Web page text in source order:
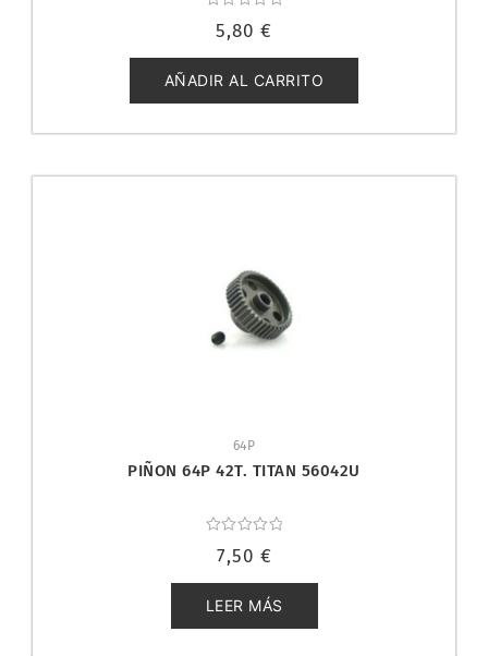
con
de
5
5,80 €
AÑADIR AL CARRITO
64P
PIÑON 64P 42T. TITAN 56042U
con
de
5
7,50 €
LEER MÁS